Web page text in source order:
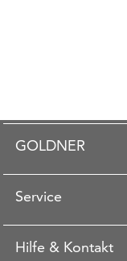
GOLDNER
Service
Hilfe & Kontakt